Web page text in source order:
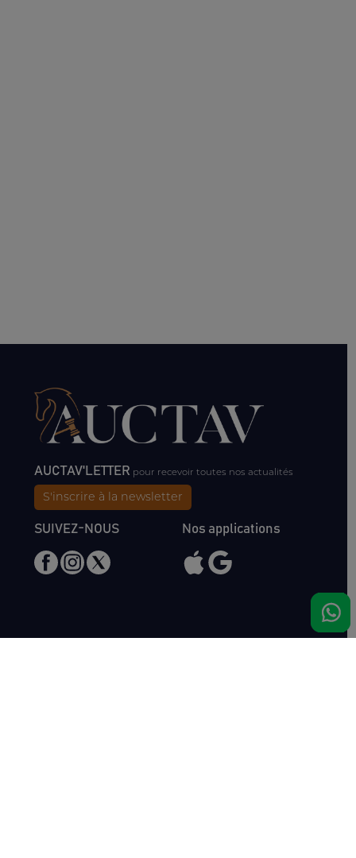
AUCTAV'LETTER pour recevoir toutes nos actualités
S'inscrire à la newsletter
SUIVEZ-NOUS Nos applications